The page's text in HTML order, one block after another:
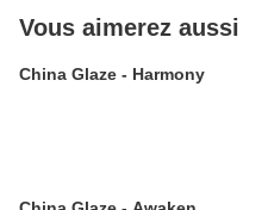
Vous aimerez aussi
China Glaze - Harmony